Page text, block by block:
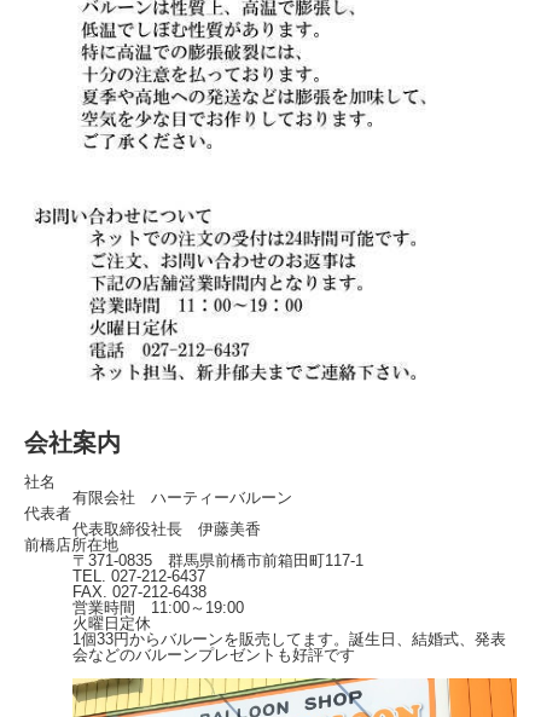
会社案内
社名
有限会社 ハーティーバルーン
代表者
代表取締役社長 伊藤美香
前橋店所在地
〒371-0835 群馬県前橋市前箱田町117-1
TEL. 027-212-6437
FAX. 027-212-6438
営業時間 11:00～19:00
火曜日定休
1個33円からバルーンを販売してます。誕生日、結婚式、発表
会などのバルーンプレゼントも好評です